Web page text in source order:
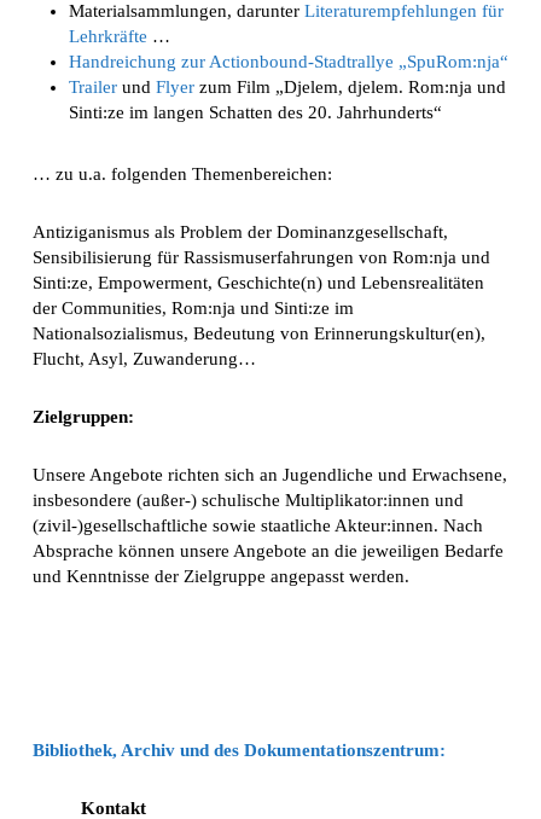
Materialsammlungen, darunter Literaturempfehlungen für
Lehrkräfte …
Handreichung zur Actionbound-Stadtrallye „SpuRom:nja“
Trailerund Flyerzum Film „Djelem, djelem. Rom:nja und
Sinti:ze im langen Schatten des 20. Jahrhunderts“
… zu u.a. folgenden Themenbereichen:
Antiziganismus als Problem der Dominanzgesellschaft,
Sensibilisierung für Rassismuserfahrungen von Rom:nja und
Sinti:ze, Empowerment, Geschichte(n) und Lebensrealitäten
der Communities, Rom:nja und Sinti:ze im
Nationalsozialismus, Bedeutung von Erinnerungskultur(en),
Flucht, Asyl, Zuwanderung…
Zielgruppen:
Unsere Angebote richten sich an Jugendliche und Erwachsene,
insbesondere (außer‑) schulische Multiplikator:innen und
(zivil-)gesellschaftliche sowie staatliche Akteur:innen. Nach
Absprache können unsere Angebote an die jeweiligen Bedarfe
und Kenntnisse der Zielgruppe angepasst werden.
Bibliothek, Archiv und des Dokumentationszentrum:
Kontakt